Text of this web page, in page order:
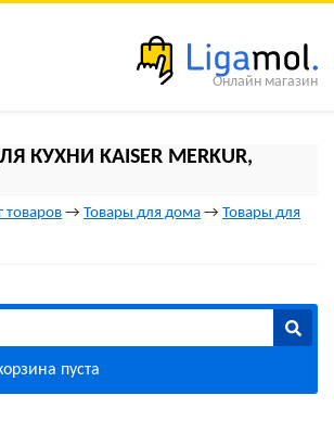
КУХНИ KAISER MERKUR,
товаров→ Товары для дома → Товары для
пуста
Онлайн магазин